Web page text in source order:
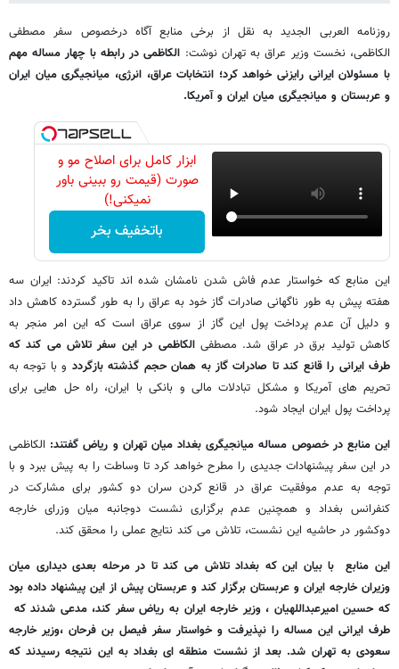
روزنامه العربی الجدید به نقل از برخی منابع آگاه درخصوص سفر مصطفی
الکاظمی، نخست وزیر عراق به تهران نوشت: الکاظمی در رابطه با چهار مساله مهم
با مسئولان ایرانی رایزنی خواهد کرد؛ انتخابات عراق، انرژی، میانجیگری میان ایران
و عربستان و میانجیگری میان ایران و آمریکا.
ابزار کامل برای اصلاح مو و
صورت (قیمت رو ببینی باور
نمیکنی!)
باتخفیف بخر
این منابع که خواستار عدم فاش شدن نامشان شده اند تاکید کردند: ایران سه
هفته پیش به طور ناگهانی صادرات گاز خود به عراق را به طور گسترده کاهش داد
و دلیل آن عدم پرداخت پول این گاز از سوی عراق است که این امر منجر به
کاهش تولید برق در عراق شد. مصطفی الکاظمی در این سفر تلاش می کند که
طرف ایرانی را قانع کند تا صادرات گاز به همان حجم گذشته بازگردد و با توجه به
تحریم های آمریکا و مشکل تبادلات مالی و بانکی با ایران، راه حل هایی برای
پرداخت پول ایران ایجاد شود.
این منابع در خصوص مساله میانجیگری بغداد میان تهران و ریاض گفتند: الکاظمی
در این سفر پیشنهادات جدیدی را مطرح خواهد کرد تا وساطت را به پیش ببرد و با
توجه به عدم موفقیت عراق در قانع کردن سران دو کشور برای مشارکت در
کنفرانس بغداد و همچنین عدم برگزاری نشست دوجانبه میان وزرای خارجه
دوکشور در حاشیه این نشست، تلاش می کند نتایج عملی را محقق کند.
این منابع با بیان این که بغداد تلاش می کند تا در مرحله بعدی دیداری میان
وزیران خارجه ایران و عربستان برگزار کند و عربستان پیش از این پیشنهاد داده بود
که حسین امیرعبداللهیان ، وزیر خارجه ایران به ریاض سفر کند، مدعی شدند که
طرف ایرانی این مساله را نپذیرفت و خواستار سفر فیصل بن فرحان ،وزیر خارجه
سعودی به تهران شد. بعد از نشست منطقه ای بغداد به این نتیجه رسیدند که